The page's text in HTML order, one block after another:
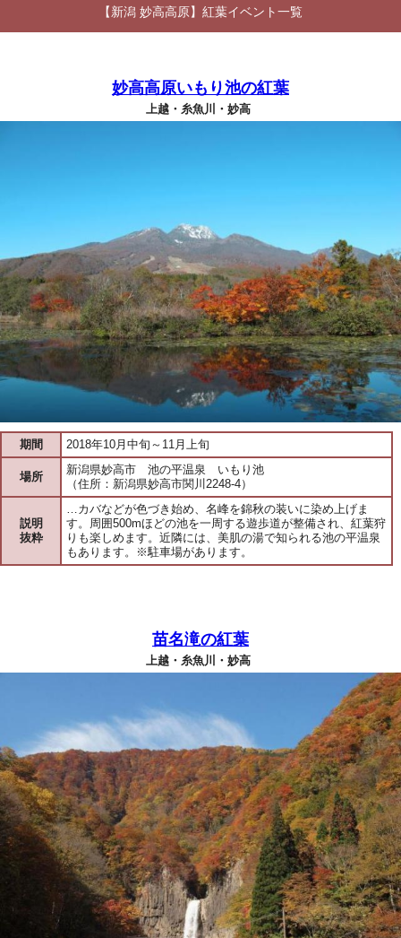
【新潟 妙高高原】紅葉イベント一覧
妙高高原いもり池の紅葉
上越・糸魚川・妙高
期間 2018年10月中旬～11月上旬
場所
新潟県妙高市 池の平温泉 いもり池
（住所：新潟県妙高市関川2248-4）
説明
抜粋
…カバなどが色づき始め、名峰を錦秋の装いに染め上げま
す。周囲500mほどの池を一周する遊歩道が整備され、紅葉狩
りも楽しめます。近隣には、美肌の湯で知られる池の平温泉
もあります。※駐車場があります。
苗名滝の紅葉
上越・糸魚川・妙高